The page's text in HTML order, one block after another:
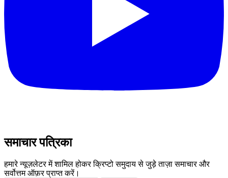
समाचार पत्रिका
हमारे न्यूज़लेटर में शामिल होकर क्रिप्टो समुदाय से जुड़े ताज़ा समाचार और
सर्वोत्तम ऑफ़र प्राप्त करें।